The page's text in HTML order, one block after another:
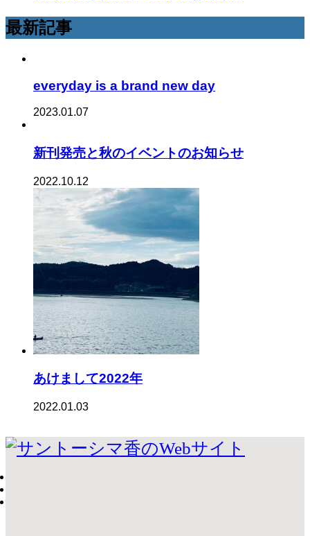
最新記事
everyday is a brand new day
2023.01.07
新刊発売と秋のイベントのお知らせ
2022.10.12
あけまして2022年
2022.01.03